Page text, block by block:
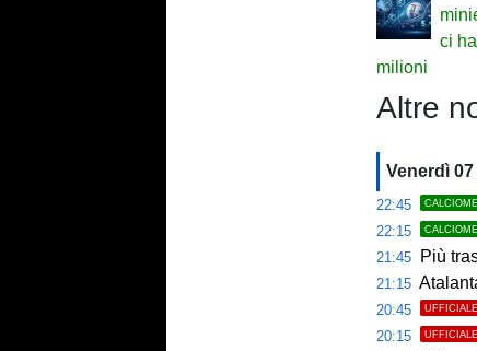
ci
milioni
Altre
Venerdì
22:45
22:15
21:45 Più
21:15
20:45 UFFICIALE
20:15 UFFICIALE